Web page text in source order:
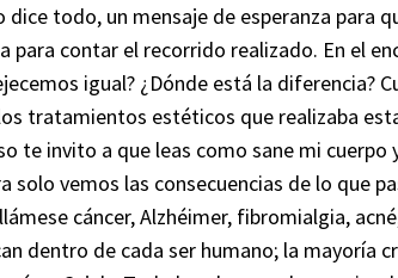
todo, un mensaje de esperanza para
para contar el recorrido realizado. En el
igual? ¿Dónde está la diferencia?
tratamientos estéticos que realizaba
te invito a que leas como sane mi
solo vemos las consecuencias de lo que
cáncer, Alzhéimer, fibromialgia,
dentro de cada ser humano; la mayoría